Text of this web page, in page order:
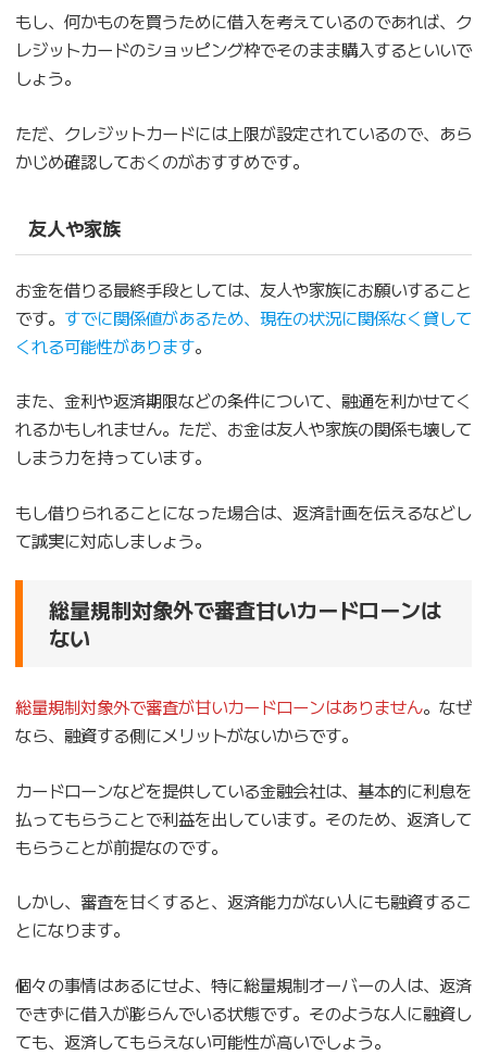
もし、何かものを買うために借入を考えているのであれば、ク
レジットカードのショッピング枠でそのまま購入するといいで
しょう。
ただ、クレジットカードには上限が設定されているので、あら
かじめ確認しておくのがおすすめです。
友人や家族
お金を借りる最終手段としては、友人や家族にお願いすること
です。 すでに関係値があるため、現在の状況に関係なく貸して
くれる可能性があります。
また、金利や返済期限などの条件について、融通を利かせてく
れるかもしれません。ただ、お金は友人や家族の関係も壊して
しまう力を持っています。
もし借りられることになった場合は、返済計画を伝えるなどし
て誠実に対応しましょう。
総量規制対象外で審査甘いカードローンは
ない
総量規制対象外で審査が甘いカードローンはありません。なぜ
なら、融資する側にメリットがないからです。
カードローンなどを提供している金融会社は、基本的に利息を
払ってもらうことで利益を出しています。そのため、返済して
もらうことが前提なのです。
しかし、審査を甘くすると、返済能力がない人にも融資するこ
とになります。
個々の事情はあるにせよ、特に総量規制オーバーの人は、返済
できずに借入が膨らんでいる状態です。そのような人に融資し
ても、返済してもらえない可能性が高いでしょう。